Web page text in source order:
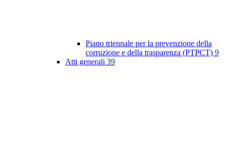
Piano triennale per la prevenzione della
corruzione e della trasparenza (PTPCT) 9
Atti generali 39